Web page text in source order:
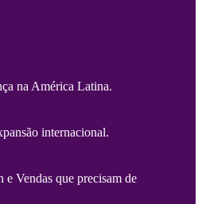
na América Latina.
internacional.
Vendas que precisam de